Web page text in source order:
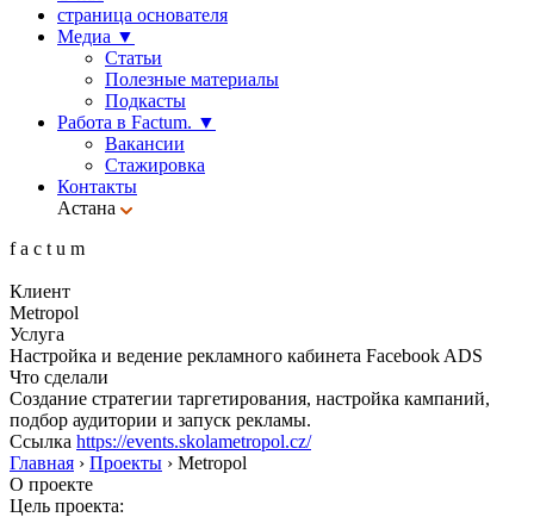
страница основателя
Медиа ▼
Статьи
Полезные материалы
Подкасты
Работа в Factum. ▼
Вакансии
Стажировка
Контакты
Астана
f a c t u m
Клиент
Metropol
Услуга
Настройка и ведение рекламного кабинета Facebook ADS
Что сделали
Создание стратегии таргетирования, настройка кампаний,
подбор аудитории и запуск рекламы.
Ссылка https://events.skolametropol.cz/
Главная › Проекты › Metropol
О проекте
Цель проекта: